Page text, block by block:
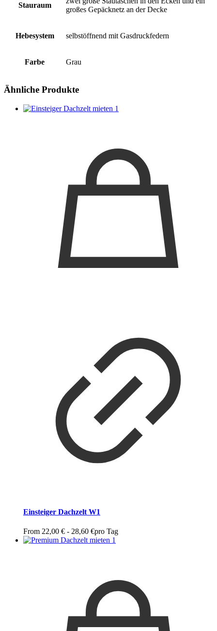
Stauraum
großes Gepäcknetz an der Decke
Hebesystem selbstöffnend mit Gasdruckfedern
Farbe Grau
Ähnliche Produkte
Einsteiger Dachzelt W1
From 22,00 € - 28,60 €pro Tag